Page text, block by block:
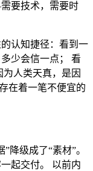
要技术，需要时
认知捷径：看到一
少会信一点； 看
人类天真，是因
在着一笔不便宜的
降级成了“素材”。
起交付。 以前内